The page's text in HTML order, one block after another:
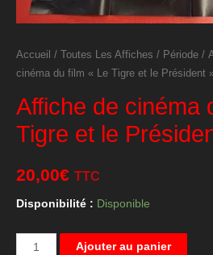
Accueil / Toutes Les Affiches / Période /
cinéma du film « Le Tigre et le Président
Affiche de cinéma
Tigre et le
20,00€ TTC
Disponibilité : Disponible
quantité
Ajouter au panier